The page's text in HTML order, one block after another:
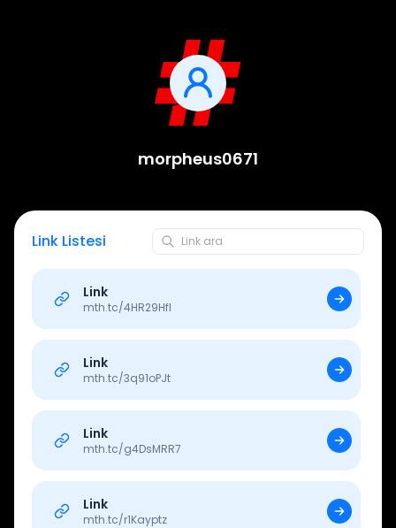
morpheus0671
Link Listesi
Link
mth.tc/4HR29Hfl
Link
mth.tc/3q91oPJt
Link
mth.tc/g4DsMRR7
Link
mth.tc/r1Kayptz